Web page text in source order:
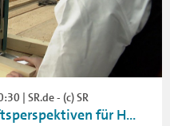
| SR.de - (c) SR
für H...